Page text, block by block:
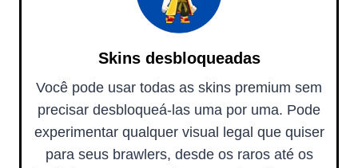
Skins desbloqueadas
Você pode usar todas as skins premium sem
precisar desbloqueá-las uma por uma. Pode
experimentar qualquer visual legal que quiser
para seus brawlers, desde os raros até os